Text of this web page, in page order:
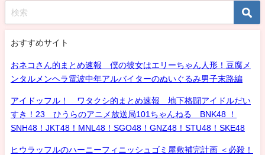
おすすめサイト
おネコさん的まとめ速報 僕の彼女はエリーちゃん人形！豆腐メ
ンタルメンヘラ電波中年アルバイターのぬいぐるみ男子末路編
アイドッフル！ ワタクシ的まとめ速報 地下格闘アイドルだい
すき！23 ひうらのアニメ放送局101ちゃんねる BNK48 ！
SNH48！JKT48！MNL48！SGO48！GNZ48！STU48！SKE48
ヒウラッフルのハーニーフィニッシュゴミ屋敷補完計画 ＜必殺！